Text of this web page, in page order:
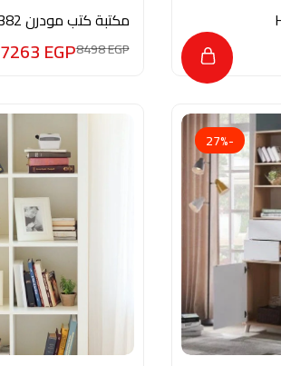
مكتبة كتب مودرن M0382
8498EGP
7263EGP
-27%